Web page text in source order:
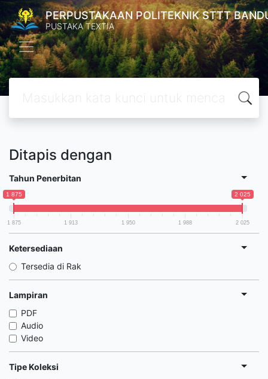
PERPUSTAKAAN POLITEKNIK STTT
PUSTAKA TEXTIA
Ditapis dengan
Tahun Penerbitan
1 875 2 025
1 875 1 913 1 950 1 988 2 025
Ketersediaan
Tersedia di Rak
Lampiran
PDF
Audio
Video
Tipe Koleksi